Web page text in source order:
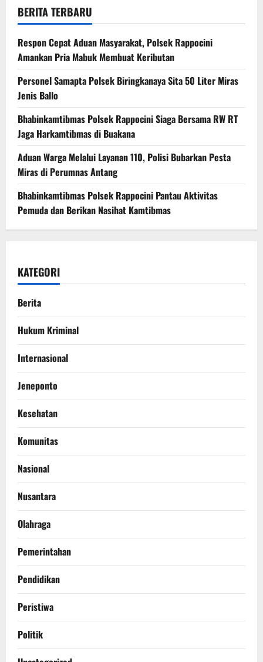
BERITA TERBARU
Respon Cepat Aduan Masyarakat, Polsek Rappocini
Amankan Pria Mabuk Membuat Keributan
Personel Samapta Polsek Biringkanaya Sita 50 Liter Miras
Jenis Ballo
Bhabinkamtibmas Polsek Rappocini Siaga Bersama RW RT
Jaga Harkamtibmas di Buakana
Aduan Warga Melalui Layanan 110, Polisi Bubarkan Pesta
Miras di Perumnas Antang
Bhabinkamtibmas Polsek Rappocini Pantau Aktivitas
Pemuda dan Berikan Nasihat Kamtibmas
KATEGORI
Berita
Hukum Kriminal
Internasional
Jeneponto
Kesehatan
Komunitas
Nasional
Nusantara
Olahraga
Pemerintahan
Pendidikan
Peristiwa
Politik